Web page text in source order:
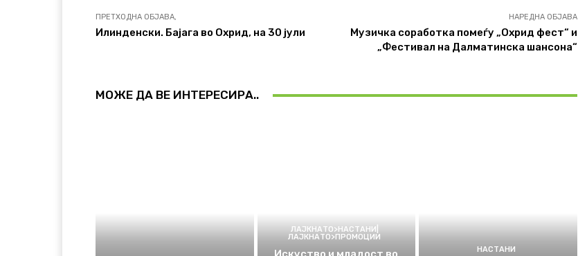
ПРЕТХОДНА ОБЈАВА,
Илинденски. Бајага во Охрид, на 30 јули
НАРЕДНА ОБЈАВА
Музичка соработка помеѓу „Охрид фест“ и
„Фестивал на Далматинска шансона“
МОЖЕ ДА ВЕ ИНТЕРЕСИРА..
ЛАЈКНАТО>НАСТАНИ|
ЛАЈКНАТО>ПРОМОЦИИ
НАСТАНИ